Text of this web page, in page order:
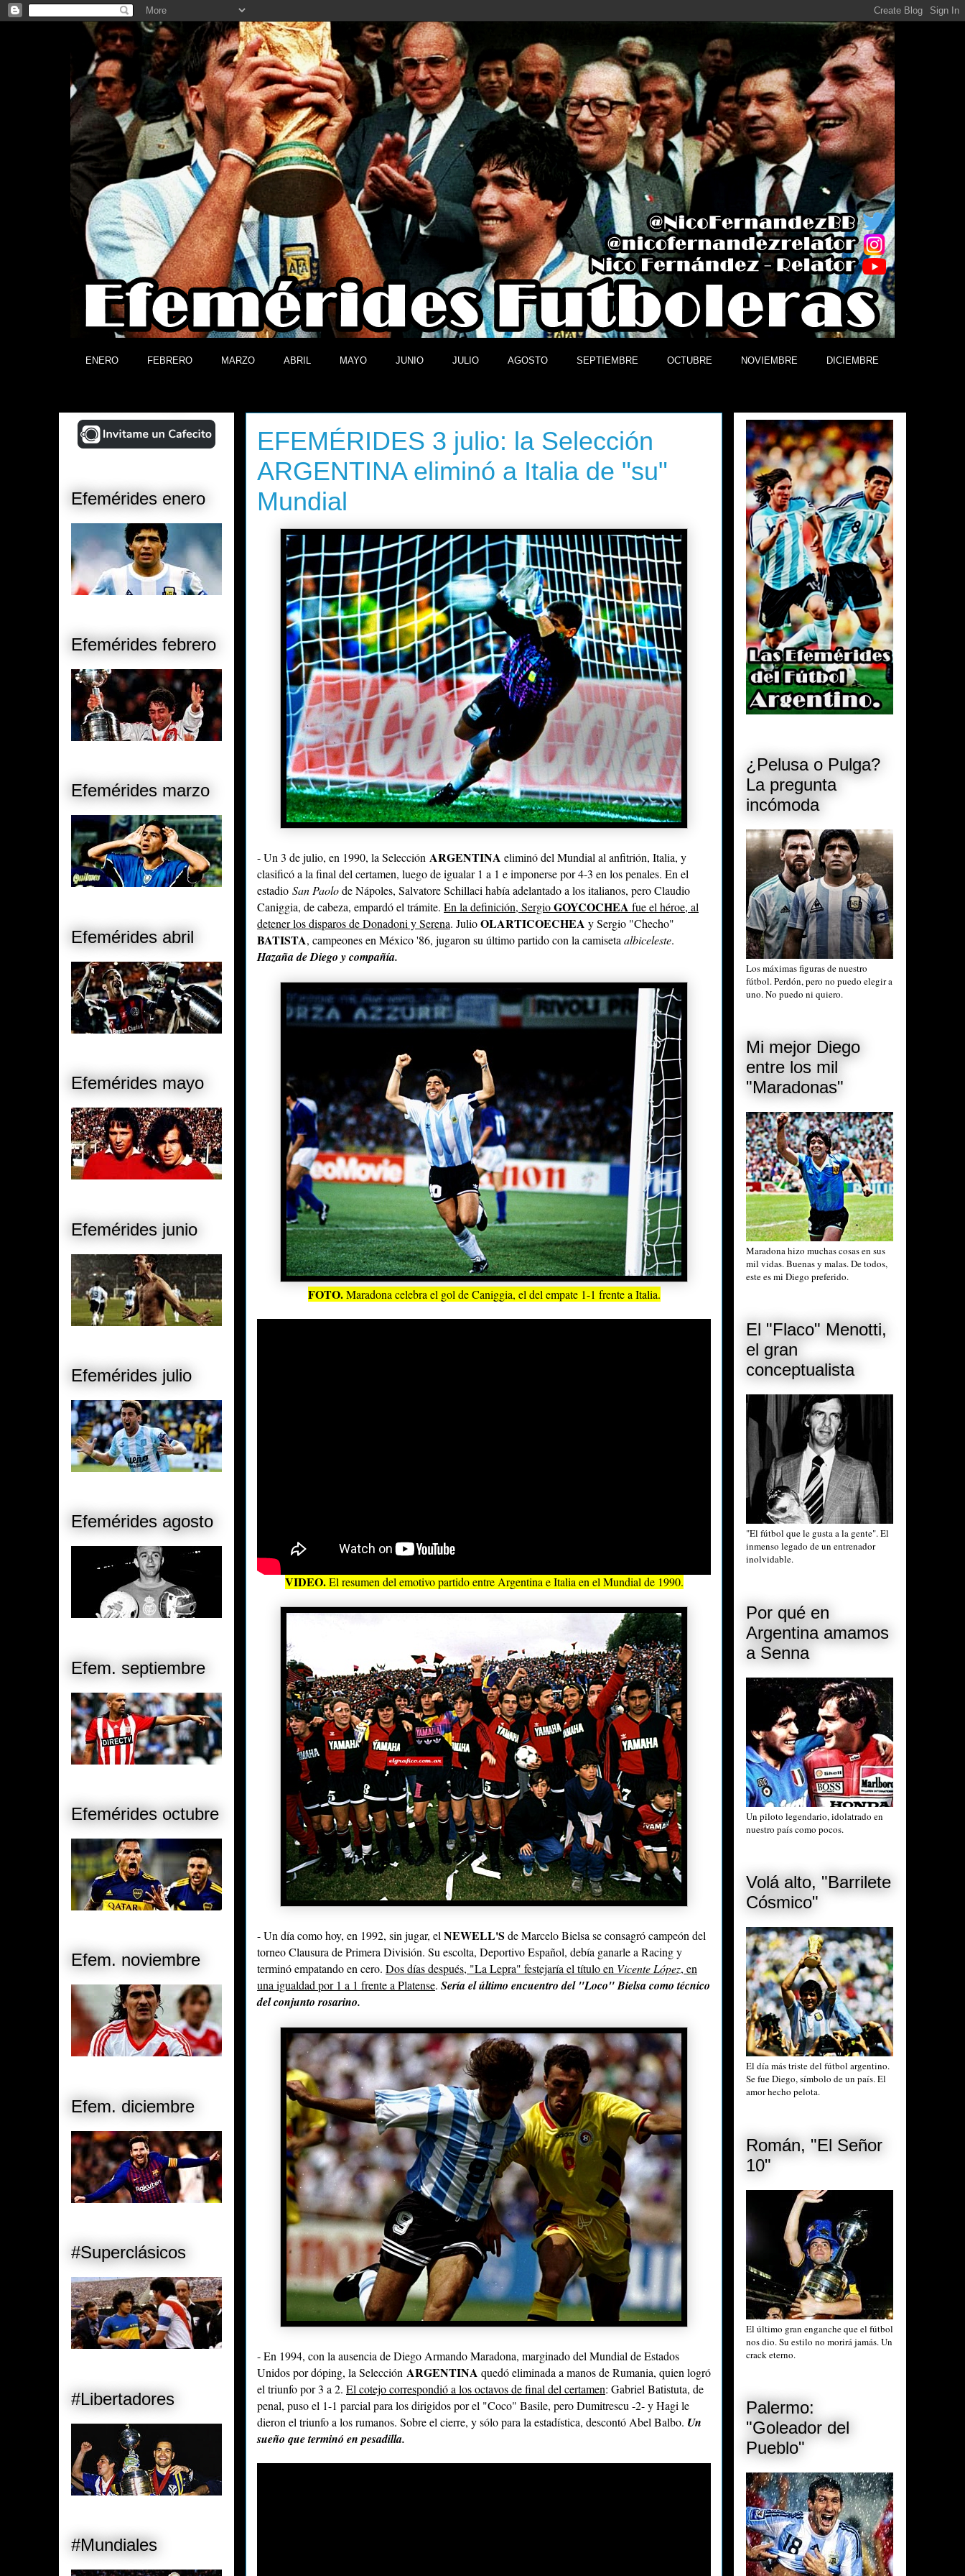
ENERO FEBRERO MARZO ABRIL MAYO JUNIO JULIO AGOSTO SEPTIEMBRE OCTUBRE NOVIEMBRE DICIEMBRE
EFEMÉRIDES 3 julio: la Selección
ARGENTINA eliminó a Italia de "su"
Mundial
- Un 3 de julio, en 1990, la Selección ARGENTINA eliminó del Mundial al anfitrión, Italia, y
clasificó a la final del certamen, luego de igualar 1 a 1 e imponerse por 4-3 en los penales. En el
estadio San Paolode Nápoles, Salvatore Schillaci había adelantado a los italianos, pero Claudio
Caniggia, de cabeza, empardó el trámite. En la definición, SergioGOYCOCHEA fue el héroe, al
detener los disparos de Donadoni y Serena. JulioOLARTICOECHEA y Sergio "Checho"
BATISTA, campeones en México '86, jugaron su último partido con la camiseta albiceleste.
Hazaña de Diego y compañía.
FOTO.Maradona celebra el gol de Caniggia, el del empate 1-1 frente a Italia.
VIDEO.El resumen del emotivo partido entre Argentina e Italia en el Mundial de 1990.
- Un día como hoy, en 1992, sin jugar, el NEWELL'S de Marcelo Bielsa se consagró campeón del
torneo Clausura de Primera División. Su escolta, Deportivo Español, debía ganarle a Racing y
terminó empatando en cero. Dos días después, "La Lepra" festejaría el título en Vicente López, en
una igualdad por 1 a 1 frente a Platense. Sería el último encuentro del "Loco" Bielsa como técnico
del conjunto rosarino.
- En 1994, con la ausencia de Diego Armando Maradona, marginado del Mundial de Estados
Unidos por dóping, la Selección ARGENTINA quedó eliminada a manos de Rumania, quien logró
el triunfo por 3 a 2. El cotejo correspondió a los octavos de final del certamen: Gabriel Batistuta, de
penal, puso el 1-1 parcial para los dirigidos por el "Coco" Basile, pero Dumitrescu -2- y Hagi le
dieron el triunfo a los rumanos. Sobre el cierre, y sólo para la estadística, descontó Abel Balbo. Un
sueño que terminó en pesadilla.
Efemérides enero
Efemérides febrero
Efemérides marzo
Efemérides abril
Efemérides mayo
Efemérides junio
Efemérides julio
Efemérides agosto
Efem. septiembre
Efemérides octubre
Efem. noviembre
Efem. diciembre
#Superclásicos
#Libertadores
#Mundiales
¿Pelusa o Pulga?
La pregunta
incómoda
Los máximas figuras de nuestro
fútbol. Perdón, pero no puedo elegir a
uno. No puedo ni quiero.
Mi mejor Diego
entre los mil
"Maradonas"
Maradona hizo muchas cosas en sus
mil vidas. Buenas y malas. De todos,
este es mi Diego preferido.
El "Flaco" Menotti,
el gran
conceptualista
"El fútbol que le gusta a la gente". El
inmenso legado de un entrenador
inolvidable.
Por qué en
Argentina amamos
a Senna
Un piloto legendario, idolatrado en
nuestro país como pocos.
Volá alto, "Barrilete
Cósmico"
El día más triste del fútbol argentino.
Se fue Diego, símbolo de un país. El
amor hecho pelota.
Román, "El Señor
10"
El último gran enganche que el fútbol
nos dio. Su estilo no morirá jamás. Un
crack eterno.
Palermo:
"Goleador del
Pueblo"